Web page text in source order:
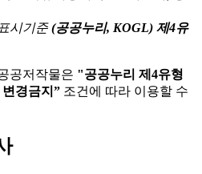
시기준 (공공누리, KOGL) 제4유
공저작물은 "공공누리 제4유형
경금지” 조건에 따라 이용할 수